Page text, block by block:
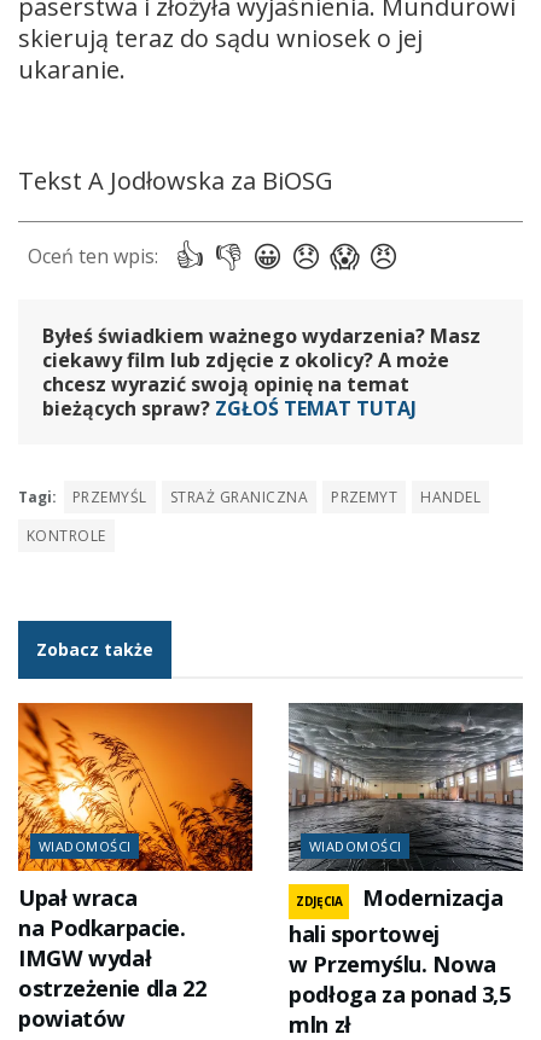
paserstwa i złożyła wyjaśnienia. Mundurowi
skierują teraz do sądu wniosek o jej
ukaranie.
Tekst A Jodłowska za BiOSG
Byłeś świadkiem ważnego wydarzenia? Masz
ciekawy film lub zdjęcie z okolicy? A może
chcesz wyrazić swoją opinię na temat
bieżących spraw? ZGŁOŚ TEMAT TUTAJ
Tagi: PRZEMYŚL STRAŻ GRANICZNA PRZEMYT
HANDEL
KONTROLE
Zobacz także
WIADOMOŚCI
Upał wraca
na Podkarpacie.
IMGW wydał
ostrzeżenie dla 22
powiatów
WIADOMOŚCI
ZDJĘCIA
Modernizacja
hali sportowej
w Przemyślu. Nowa
podłoga za ponad 3,5
mln zł